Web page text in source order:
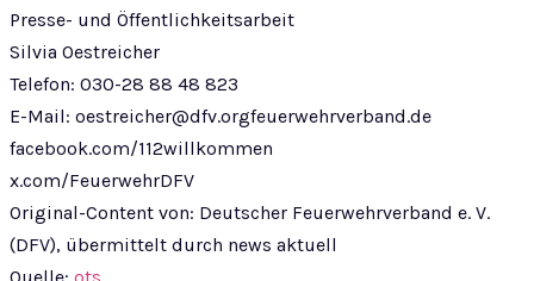
Presse- und Öffentlichkeitsarbeit
Silvia Oestreicher
Telefon: 030-28 88 48 823
E-Mail: oestreicher@dfv.orgfeuerwehrverband.de
facebook.com/112willkommen
x.com/FeuerwehrDFV
Original-Content von: Deutscher Feuerwehrverband e. V.
(DFV), übermittelt durch news aktuell